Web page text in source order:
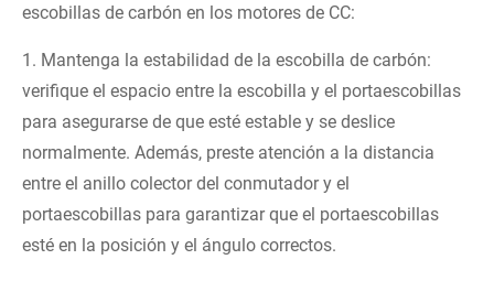
escobillas de carbón en los motores de CC:
1. Mantenga la estabilidad de la escobilla de carbón:
verifique el espacio entre la escobilla y el portaescobillas
para asegurarse de que esté estable y se deslice
normalmente. Además, preste atención a la distancia
entre el anillo colector del conmutador y el
portaescobillas para garantizar que el portaescobillas
esté en la posición y el ángulo correctos.